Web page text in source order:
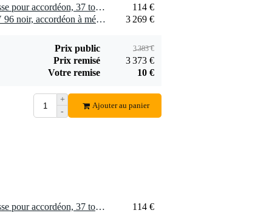
1 x Boston Z-037-BK housse pour accordéon, 37 touches/96 basses
114 €
1 x Hohner Amica Forte IV 96 noir, accordéon à mécanisme silencieux
3 269 €
Prix public 3 383 €
Prix remisé
3 373 €
Votre remise
10 €
+
-
Ajouter au panier
1 x Boston Z-037-BK housse pour accordéon, 37 touches/96 basses
114 €